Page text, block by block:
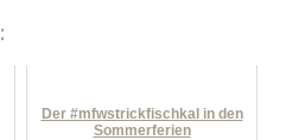
Der #mfwstrickfischkal in den
Sommerferien